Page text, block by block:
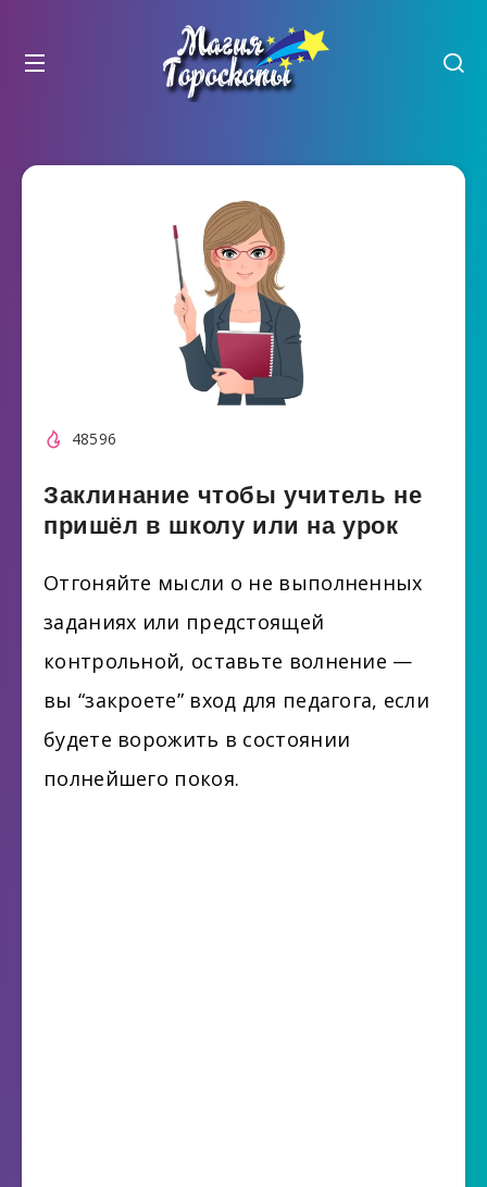
48596
Заклинание чтобы учитель не
пришёл в школу или на урок
Отгоняйте мысли о не выполненных
заданиях или предстоящей
контрольной, оставьте волнение —
вы “закроете” вход для педагога, если
будете ворожить в состоянии
полнейшего покоя.